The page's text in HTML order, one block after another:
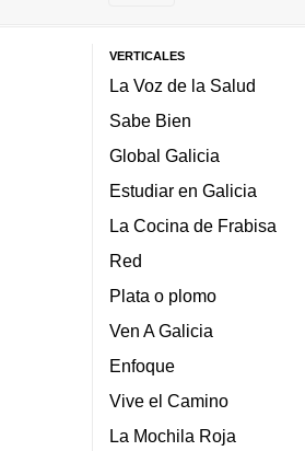
VERTICALES
La Voz de la Salud
Sabe Bien
Global Galicia
Estudiar en Galicia
La Cocina de Frabisa
Red
Plata o plomo
Ven A Galicia
Enfoque
Vive el Camino
La Mochila Roja